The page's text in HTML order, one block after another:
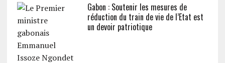
Gabon : Soutenir les mesures de
réduction du train de vie de l’Etat est
un devoir patriotique